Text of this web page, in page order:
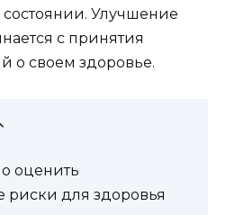
Улучшение
с принятия
о своем здоровье.
оценить
для здоровья